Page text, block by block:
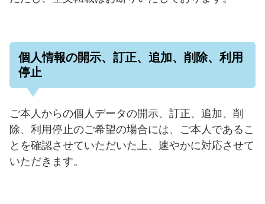
個人情報の開示、訂正、追加、削除、利用
停止
ご本人からの個人データの開示、訂正、追加、削
除、利用停止のご希望の場合には、ご本人であるこ
とを確認させていただいた上、速やかに対応させて
いただきます。